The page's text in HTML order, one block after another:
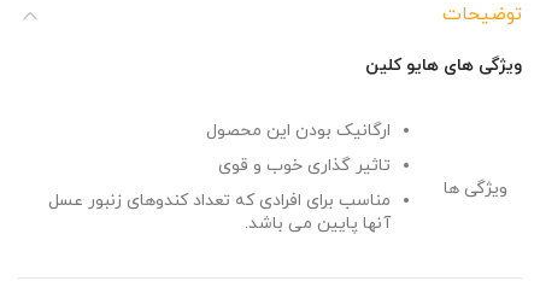
توضیحات
ویژگی های هایو کلین
ویژگی ها
ارگانیک بودن این محصول
تاثیر گذاری خوب و قوی
مناسب برای افرادی که تعداد کندوهای زنبور عسل
آنها پایین می باشد.